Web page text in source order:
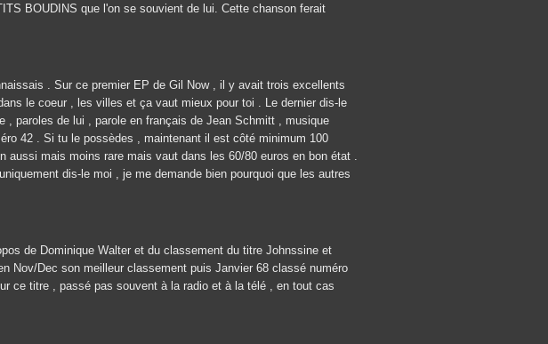
BOUDINS que l'on se souvient de lui. Cette chanson ferait
. Sur ce premier EP de Gil Now , il y avait trois excellents
le coeur , les villes et ça vaut mieux pour toi . Le dernier dis-le
, paroles de lui , parole en français de Jean Schmitt , musique
42 . Si tu le possèdes , maintenant il est côté minimum 100
aussi mais moins rare mais vaut dans les 60/80 euros en bon état .
dis-le moi , je me demande bien pourquoi que les autres
de Dominique Walter et du classement du titre Johnssine et
Nov/Dec son meilleur classement puis Janvier 68 classé numéro
ce titre , passé pas souvent à la radio et à la télé , en tout cas